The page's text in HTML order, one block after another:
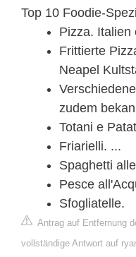
Top 10 Foodie-
Pizza. Italien
Frittierte
Neapel
zudem
Totani e
Friarielli. ...
Spaghetti
Pesce
Sfogliatelle.
Antrag auf Entfernung
vollständige Antwort auf